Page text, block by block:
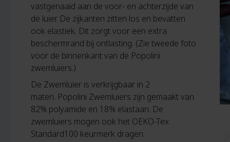
vastgenaaid aan de voor- en achterzijde van
de luier. De zijkanten zitten los en bevatten
ook elastiek. Dit zorgt voor een extra
beschermrand bij ontlasting. (Zie tweede foto
voor de binnenkant van de Popolini
zwemluiers.)
De Zwemluier is verkrijgbaar in 2
maten. Popolini Zwemluiers zijn gemaakt van
82% polyamide en 18% elastaan. De
zwemluiers mogen ook het OEKO-Tex
Standard100 keurmerk dragen.